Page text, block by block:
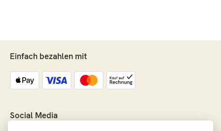
Einfach bezahlen mit
Social Media